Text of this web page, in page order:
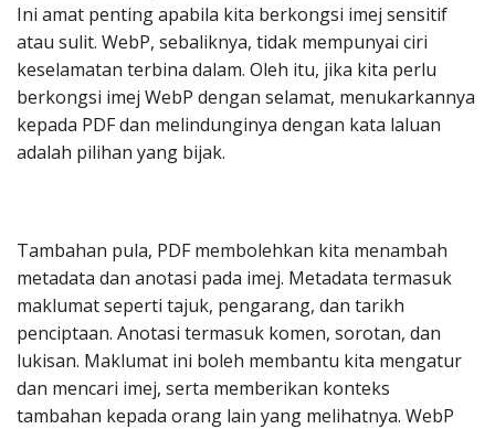
Ini amat penting apabila kita berkongsi imej sensitif
atau sulit. WebP, sebaliknya, tidak mempunyai ciri
keselamatan terbina dalam. Oleh itu, jika kita perlu
berkongsi imej WebP dengan selamat, menukarkannya
kepada PDF dan melindunginya dengan kata laluan
adalah pilihan yang bijak.
Tambahan pula, PDF membolehkan kita menambah
metadata dan anotasi pada imej. Metadata termasuk
maklumat seperti tajuk, pengarang, dan tarikh
penciptaan. Anotasi termasuk komen, sorotan, dan
lukisan. Maklumat ini boleh membantu kita mengatur
dan mencari imej, serta memberikan konteks
tambahan kepada orang lain yang melihatnya. WebP